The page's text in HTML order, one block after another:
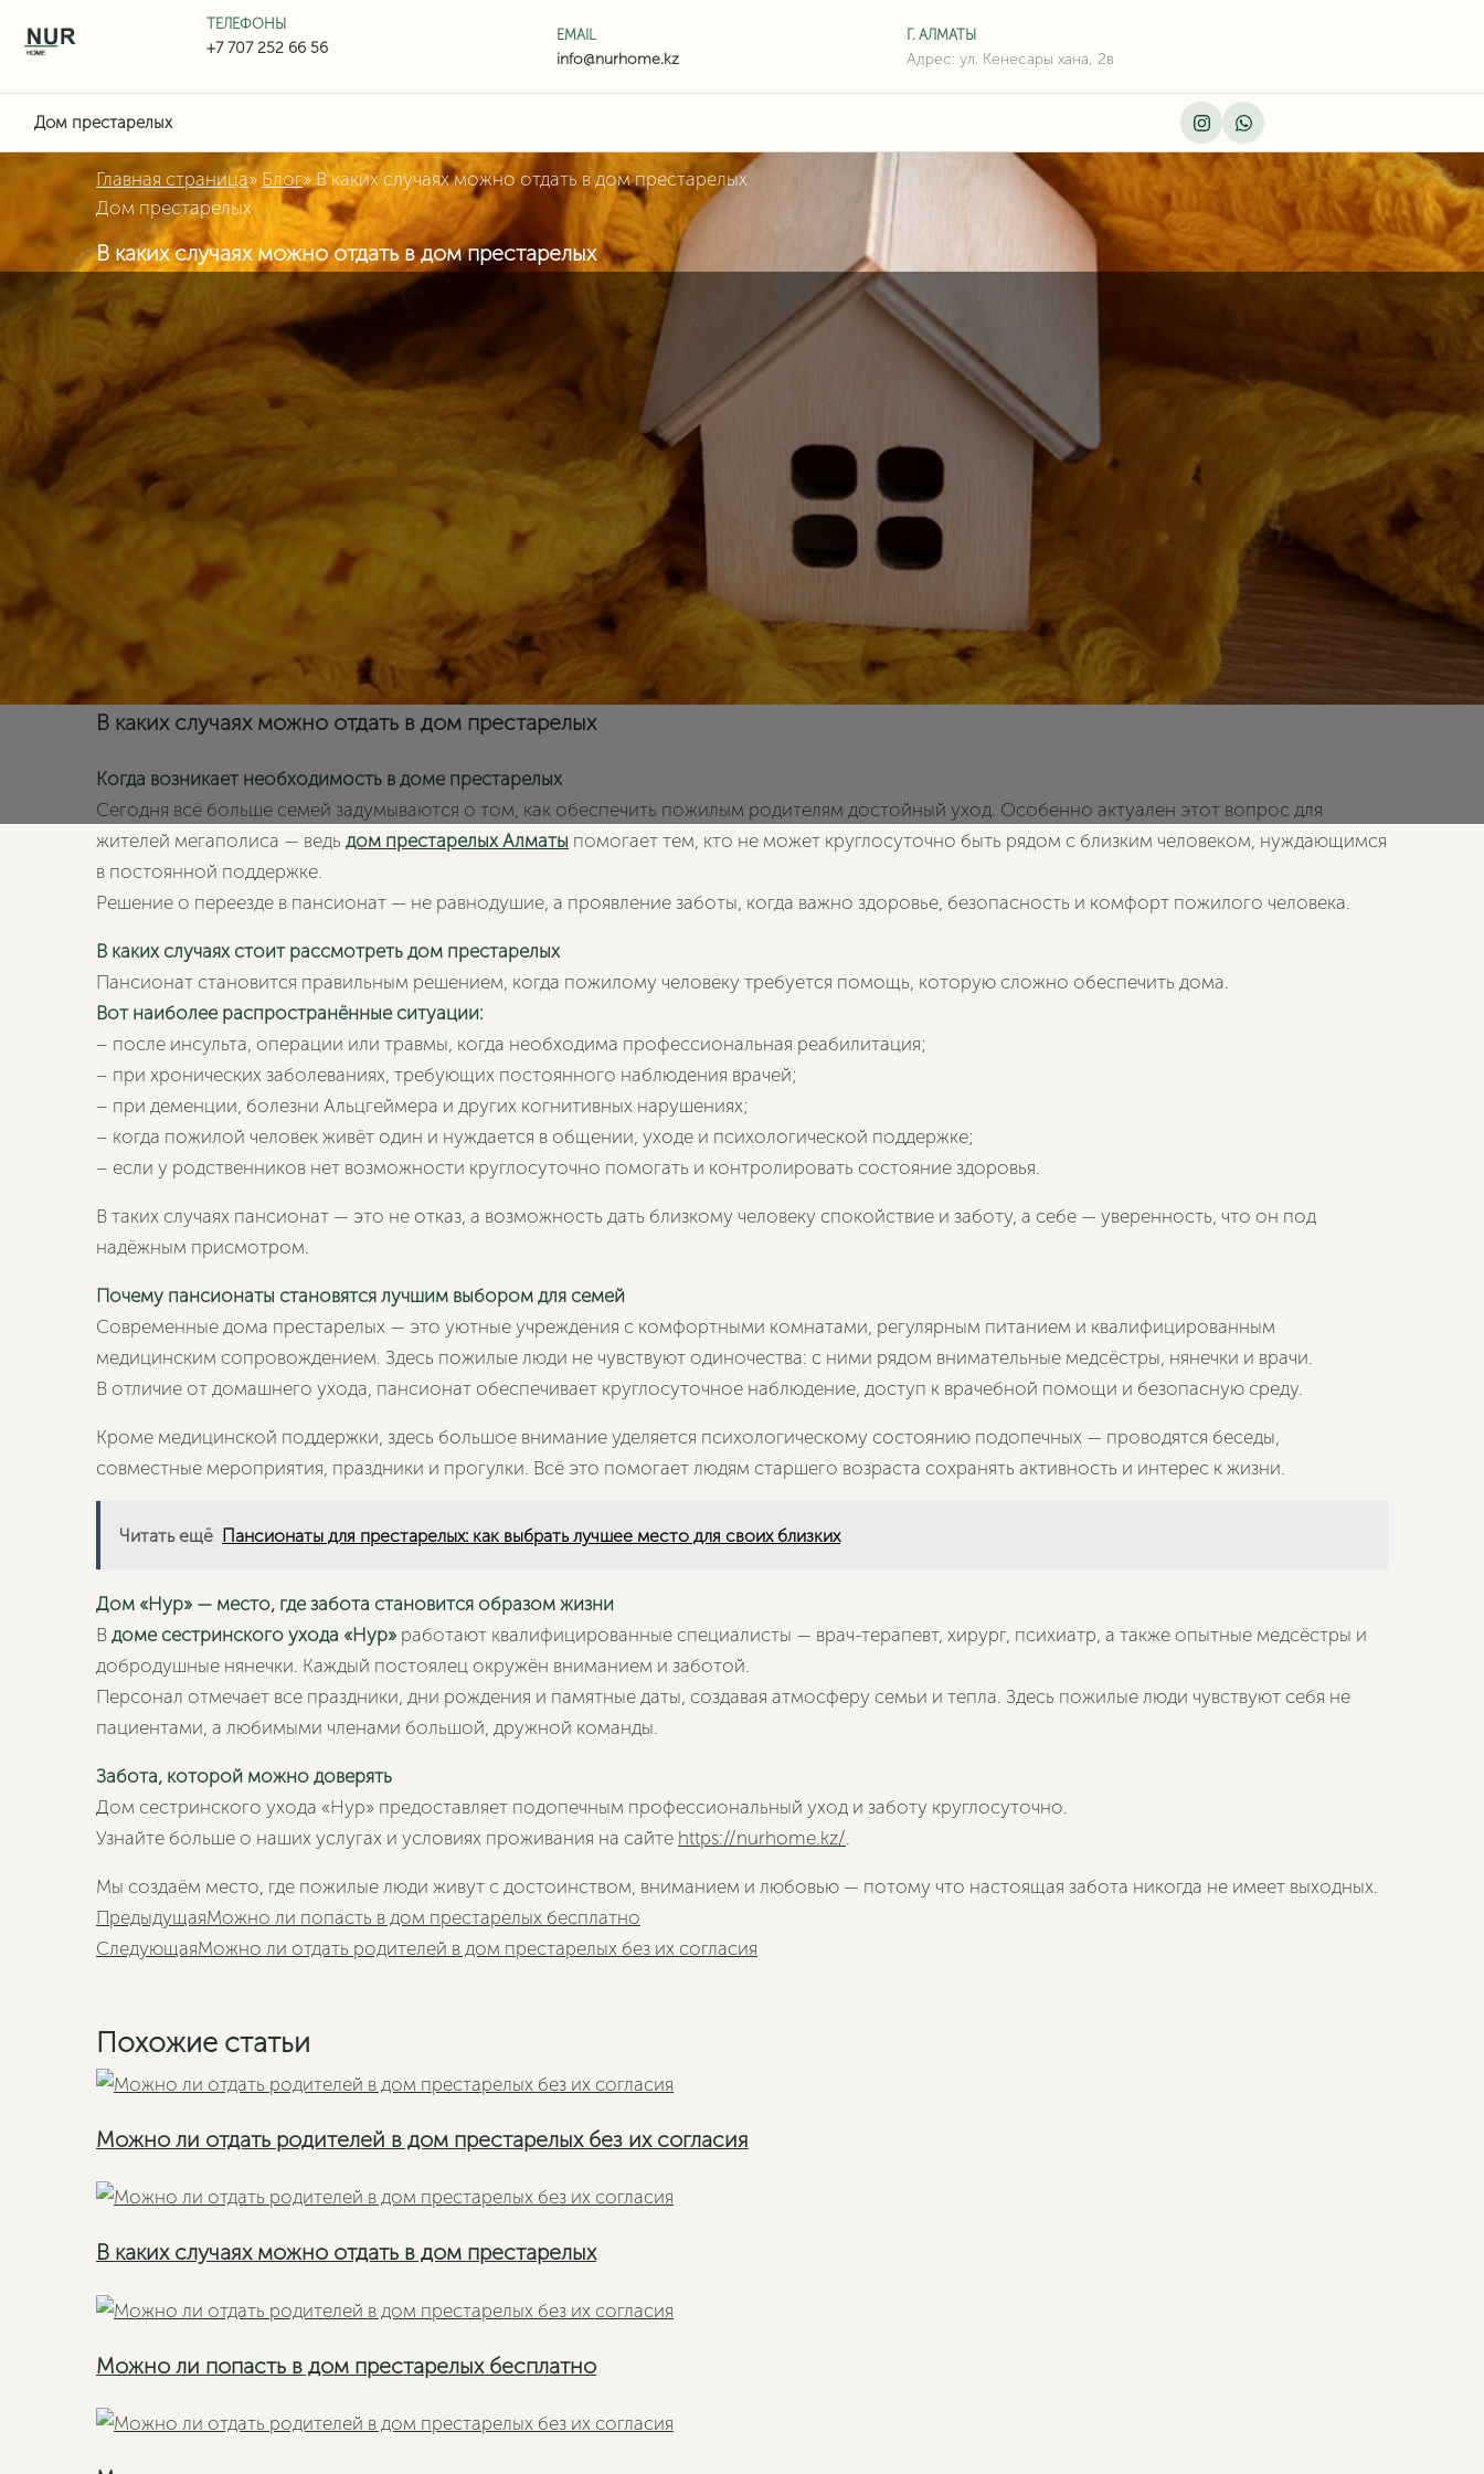
ТЕЛЕФОНЫ
EMAIL Г. АЛМАТЫ
Адрес: ул. Кенесары хана, 2в
Дом престарелых
InstagramWhatsapp
Главная страница» Блог»В каких случаях можно отдать в дом престарелых
Дом престарелых
В каких случаях можно отдать в дом престарелых
В каких случаях можно отдать в дом престарелых
Когда возникает необходимость в доме престарелых
Сегодня всё больше семей задумываются о том, как обеспечить пожилым родителям достойный уход. Особенно актуален этот вопрос для
жителей мегаполиса — ведь дом престарелых Алматы помогает тем, кто не может круглосуточно быть рядом с близким человеком, нуждающимся
в постоянной поддержке.
Решение о переезде в пансионат — не равнодушие, а проявление заботы, когда важно здоровье, безопасность и комфорт пожилого человека.
В каких случаях стоит рассмотреть дом престарелых
Пансионат становится правильным решением, когда пожилому человеку требуется помощь, которую сложно обеспечить дома.
Вот наиболее распространённые ситуации:
– после инсульта, операции или травмы, когда необходима профессиональная реабилитация;
– при хронических заболеваниях, требующих постоянного наблюдения врачей;
– при деменции, болезни Альцгеймера и других когнитивных нарушениях;
– когда пожилой человек живёт один и нуждается в общении, уходе и психологической поддержке;
– если у родственников нет возможности круглосуточно помогать и контролировать состояние здоровья.
В таких случаях пансионат — это не отказ, а возможность дать близкому человеку спокойствие и заботу, а себе — уверенность, что он под
надёжным присмотром.
Почему пансионаты становятся лучшим выбором для семей
Современные дома престарелых — это уютные учреждения с комфортными комнатами, регулярным питанием и квалифицированным
медицинским сопровождением. Здесь пожилые люди не чувствуют одиночества: с ними рядом внимательные медсёстры, нянечки и врачи.
В отличие от домашнего ухода, пансионат обеспечивает круглосуточное наблюдение, доступ к врачебной помощи и безопасную среду.
Кроме медицинской поддержки, здесь большое внимание уделяется психологическому состоянию подопечных — проводятся беседы,
совместные мероприятия, праздники и прогулки. Всё это помогает людям старшего возраста сохранять активность и интерес к жизни.
Читать ещё Пансионаты для престарелых: как выбрать лучшее место для своих близких
Дом «Нур» — место, где забота становится образом жизни
В доме сестринского ухода «Нур» работают квалифицированные специалисты — врач-терапевт, хирург, психиатр, а также опытные медсёстры и
добродушные нянечки. Каждый постоялец окружён вниманием и заботой.
Персонал отмечает все праздники, дни рождения и памятные даты, создавая атмосферу семьи и тепла. Здесь пожилые люди чувствуют себя не
пациентами, а любимыми членами большой, дружной команды.
Забота, которой можно доверять
Дом сестринского ухода «Нур» предоставляет подопечным профессиональный уход и заботу круглосуточно.
Узнайте больше о наших услугах и условиях проживания на сайте https://nurhome.kz/
Мы создаём место, где пожилые люди живут с достоинством, вниманием и любовью — потому что настоящая забота никогда не имеет выходных.
Пред
ПредыдущаяМожно ли попасть в дом престарелых бесплатно
СледующаяМожно ли отдать родителей в дом престарелых без их согласия
Похожие статьи
Можно ли отдать родителей в дом престарелых без их согласия
В каких случаях можно отдать в дом престарелых
Можно ли попасть в дом престарелых бесплатно